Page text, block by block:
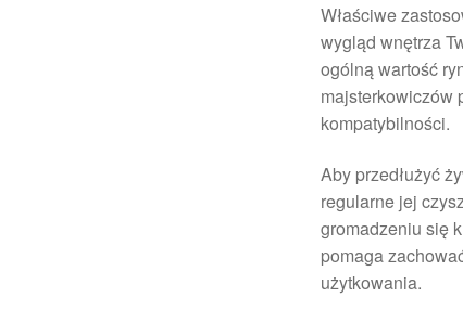
Właściwe
wygląd wnętrza
ogólną wartość
majsterkowiczów
kompatybilności.
Aby przedłużyć
regularne jej
gromadzeniu się
pomaga
użytkowania.